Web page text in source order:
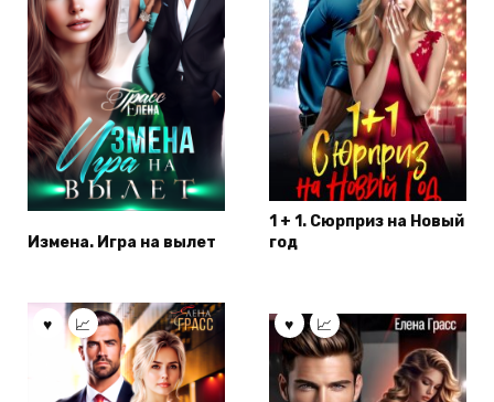
Измена. Игра на вылет
1 + 1. Сюрприз на Новый
год